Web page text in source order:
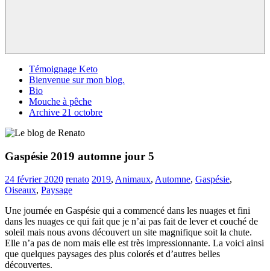
Témoignage Keto
Bienvenue sur mon blog.
Bio
Mouche à pêche
Archive 21 octobre
Gaspésie 2019 automne jour 5
24 février 2020 renato 2019, Animaux, Automne, Gaspésie,
Oiseaux, Paysage
Une journée en Gaspésie qui a commencé dans les nuages et fini
dans les nuages ce qui fait que je n’ai pas fait de lever et couché de
soleil mais nous avons découvert un site magnifique soit la chute.
Elle n’a pas de nom mais elle est très impressionnante. La voici ainsi
que quelques paysages des plus colorés et d’autres belles
découvertes.